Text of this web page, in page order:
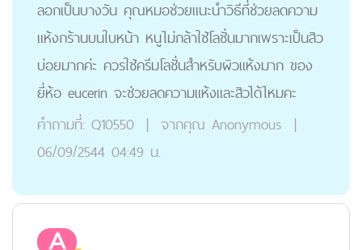
ลอกเป็นบางวัน คุณหมอช่วยแนะนำวิธีที่ช่วยลดความ
แห้งกร้านบนใบหน้า หนูไม่กล้าใช้โลชั่นมากเพราะเป็นสิว
บ่อยมากค่ะ ควรใช้ครีมโลชั่นสำหรับผิวแห้งมาก ของ
ยี่ห้อ eucerin จะช่วยลดความแห้งและสิวได้ไหมคะ
คำถามที่: Q10550 | จากคุณ Anonymous |
06/09/2544 04:49 น.